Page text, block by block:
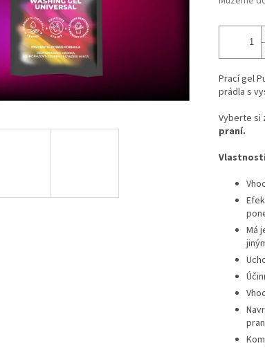
Prací gel
prádla s
Vyberte si
praní.
Vlastnosti
Má